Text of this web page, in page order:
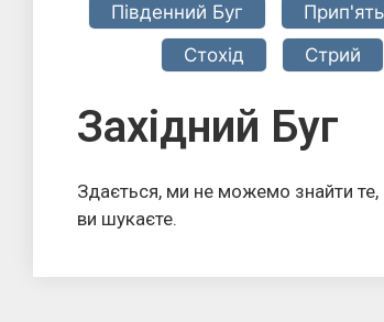
Південний Буг
Прип'ять
Стохід
Стрий
Західний Буг
Здається, ми не можемо знайти
ви шукаєте.